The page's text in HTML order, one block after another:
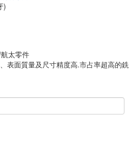
)
太零件
表面質量及尺寸精度高.市占率超高的銑